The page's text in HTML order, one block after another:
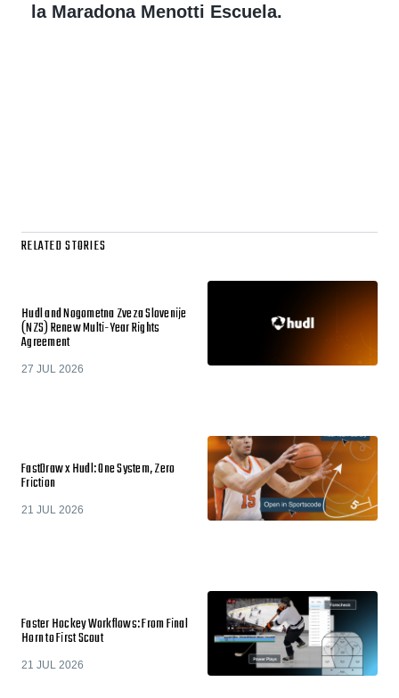
la Maradona Menotti Escuela.
RELATED STORIES
Hudl and Nogometna Zveza Slovenije
(NZS) Renew Multi-Year Rights
Agreement
27 JUL 2026
FastDraw x Hudl: One System, Zero
Friction
21 JUL 2026
Faster Hockey Workflows: From Final
Horn to First Scout
21 JUL 2026